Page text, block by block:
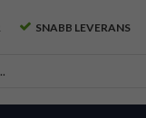
SNABB LEVERANS